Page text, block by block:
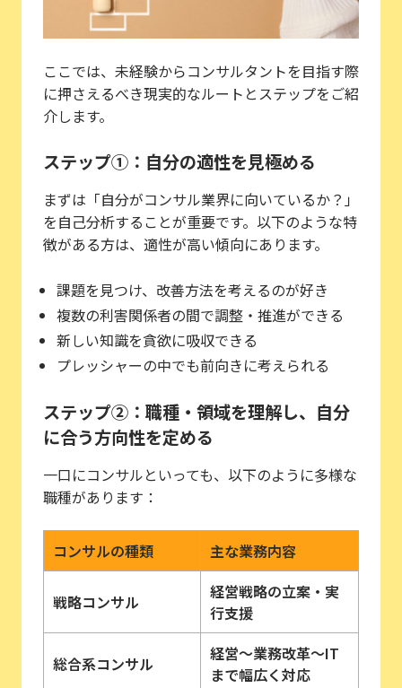
ここでは、未経験からコンサルタントを目指す際
に押さえるべき現実的なルートとステップをご紹
介します。
ステップ①：自分の適性を見極める
まずは「自分がコンサル業界に向いているか？」
を自己分析することが重要です。以下のような特
徴がある方は、適性が高い傾向にあります。
課題を見つけ、改善方法を考えるのが好き
複数の利害関係者の間で調整・推進ができる
新しい知識を貪欲に吸収できる
プレッシャーの中でも前向きに考えられる
ステップ②：職種・領域を理解し、自分
に合う方向性を定める
一口にコンサルといっても、以下のように多様な
職種があります：
コンサルの種類 主な業務内容
戦略コンサル
経営戦略の立案・実
行支援
総合系コンサル
経営〜業務改革〜IT
まで幅広く対応